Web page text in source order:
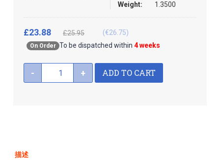
Weight:
1.3500
On Order To be dispatched within 4 weeks
£23.88 £25.95 (€26.75)
- + ADD TO CART
描述